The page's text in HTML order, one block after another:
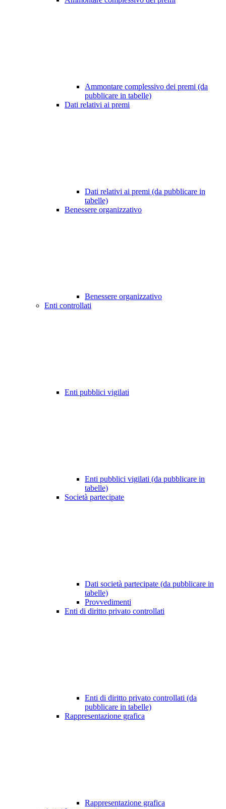
Ammontare complessivo dei premi (da
pubblicare in tabelle)
Dati relativi ai premi
Dati relativi ai premi (da pubblicare in
tabelle)
Benessere organizzativo
Benessere organizzativo
Enti controllati
Enti pubblici vigilati
Enti pubblici vigilati (da pubblicare in
tabelle)
Società partecipate
Dati società partecipate (da pubblicare in
tabelle)
Provvedimenti
Enti di diritto privato controllati
Enti di diritto privato controllati (da
pubblicare in tabelle)
Rappresentazione grafica
Rappresentazione grafica